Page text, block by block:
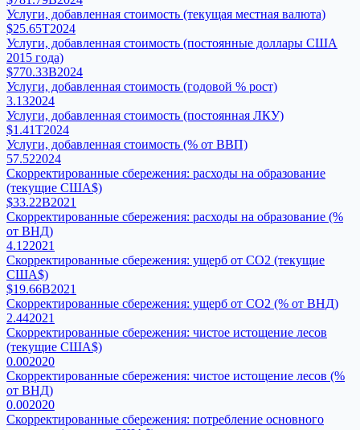
Услуги, добавленная стоимость (текущая местная валюта)
$25.65T2024
Услуги, добавленная стоимость (постоянные доллары США
2015 года)
$770.33B2024
Услуги, добавленная стоимость (годовой % рост)
3.132024
Услуги, добавленная стоимость (постоянная ЛКУ)
$1.41T2024
Услуги, добавленная стоимость (% от ВВП)
57.522024
Скорректированные сбережения: расходы на образование
(текущие США$)
$33.22B2021
Скорректированные сбережения: расходы на образование (%
от ВНД)
4.122021
Скорректированные сбережения: ущерб от CO2 (текущие
США$)
$19.66B2021
Скорректированные сбережения: ущерб от CO2 (% от ВНД)
2.442021
Скорректированные сбережения: чистое истощение лесов
(текущие США$)
0.002020
Скорректированные сбережения: чистое истощение лесов (%
от ВНД)
0.002020
Скорректированные сбережения: потребление основного